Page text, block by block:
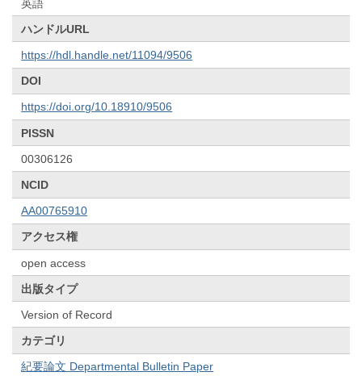
英語
ハンドルURL
https://hdl.handle.net/11094/9506
DOI
https://doi.org/10.18910/9506
PISSN
00306126
NCID
AA00765910
アクセス権
open access
出版タイプ
Version of Record
カテゴリ
紀要論文 Departmental Bulletin Paper